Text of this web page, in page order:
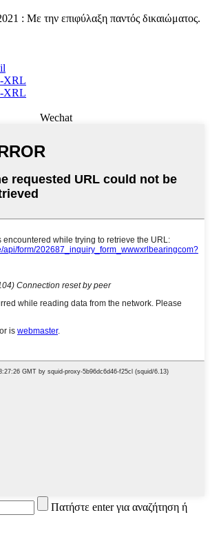
: Με την επιφύλαξη παντός δικαιώματος.
XRL
XRL
Wechat
Πατήστε enter για αναζήτηση ή